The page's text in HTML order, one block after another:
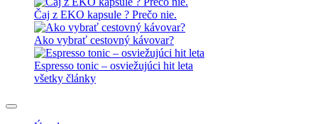
Čaj z EKO kapsule ? Prečo nie.
Ako vybrať cestovný kávovar?
Espresso tonic – osviežujúci hit leta
všetky články